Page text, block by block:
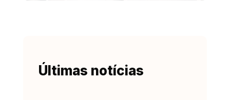
Últimas notícias